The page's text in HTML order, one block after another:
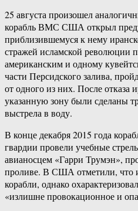
25 августа произошел
корабль ВМС США открыл
приблизившемуся к нему
стражей исламской революции
американским и одному
части Персидского залива,
от одного из них. После отказа
указанную зону были сделаны
выстрела в воду.
В конце декабря 2015 года
гвардии провели учебные
авианосцем «Гарри Трумэн»,
проливе. В США отметили, что
корабли, однако
«излишне провокационное и